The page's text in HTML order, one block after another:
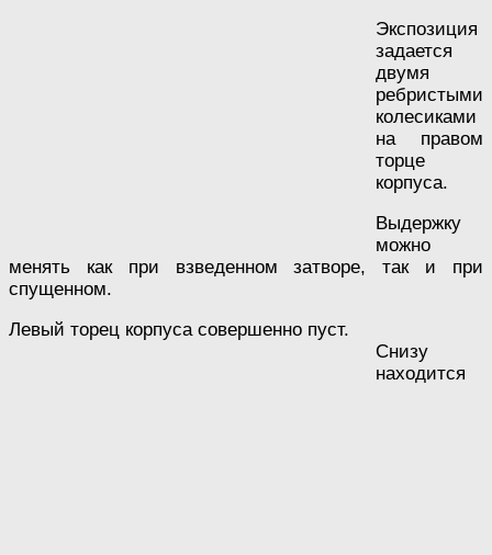
Экспозиция
задается
двумя
ребристыми
колесиками
на правом
торце
корпуса.
Выдержку
можно
менять как при взведенном затворе, так и при
спущенном.
Левый торец корпуса совершенно пуст.
Снизу
находится